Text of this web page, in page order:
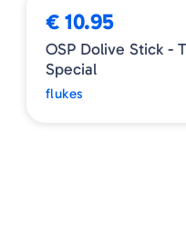
€ 10.95
OSP Dolive Stick -
Special
flukes